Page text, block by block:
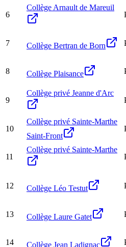
6
Collège Arnault de Mareuil
7 Collège Bertran de Born
8 Collège Plaisance
9
Collège privé Jeanne d'Arc
10
Collège privé Sainte-Marthe
Saint-Front
11
Collège privé Sainte-Marthe
12 Collège Léo Testut
13 Collège Laure Gatet
14 Collège Jean Ladignac